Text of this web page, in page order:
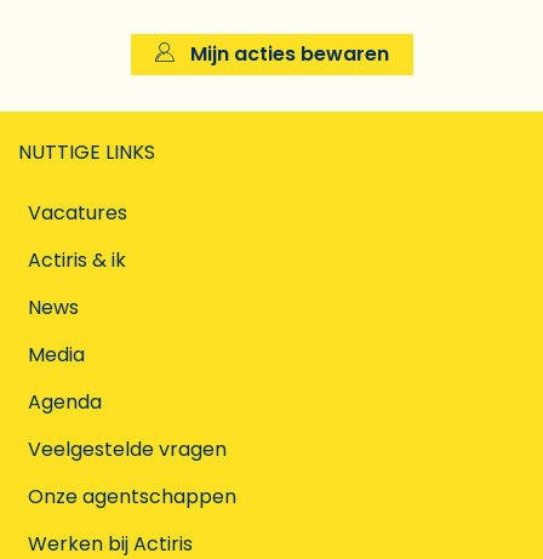
Mijn acties bewaren
NUTTIGE LINKS
Vacatures
Actiris & ik
News
Media
Agenda
Veelgestelde vragen
Onze agentschappen
Werken bij Actiris